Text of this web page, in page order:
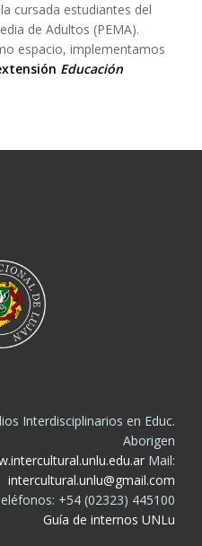
cursada estudiantes del
de Adultos (PEMA).
espacio, implementamos
Educación
Interdisciplinarios en Educ.
Aborigen
Mail:
intercultural.unlu@gmail.com
+54 (02323) 445100
Guía de internos UNLu